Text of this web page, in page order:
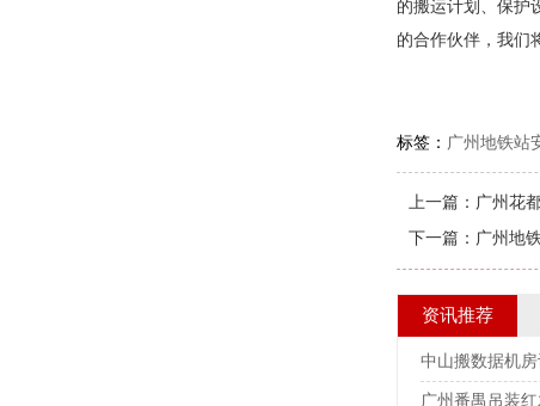
的搬运计划、保护
的合作伙伴，我们
标签： 广州地铁站
上一篇： 广州花
下一篇： 广州地
资讯推荐
中山搬数据机
广州番禺吊装